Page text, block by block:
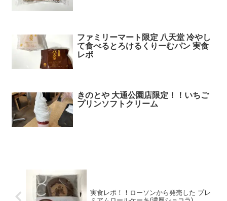
ファミリーマート限定 八天堂 冷やし
て食べるとろけるくりーむパン 実食
レポ
きのとや 大通公園店限定！！いちご
プリンソフトクリーム
実食レポ！！ローソンから発売した プレ